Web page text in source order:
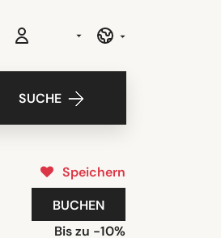
SUCHE
Speichern
BUCHEN
Bis zu -10%